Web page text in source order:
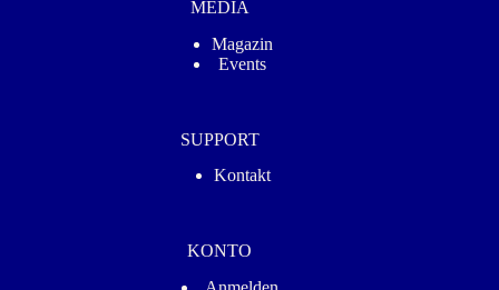
MEDIA
Magazin
Events
SUPPORT
Kontakt
KONTO